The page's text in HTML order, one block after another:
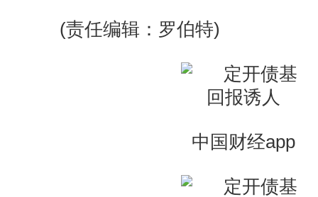
(责任编辑：罗伯特)
中国财经app